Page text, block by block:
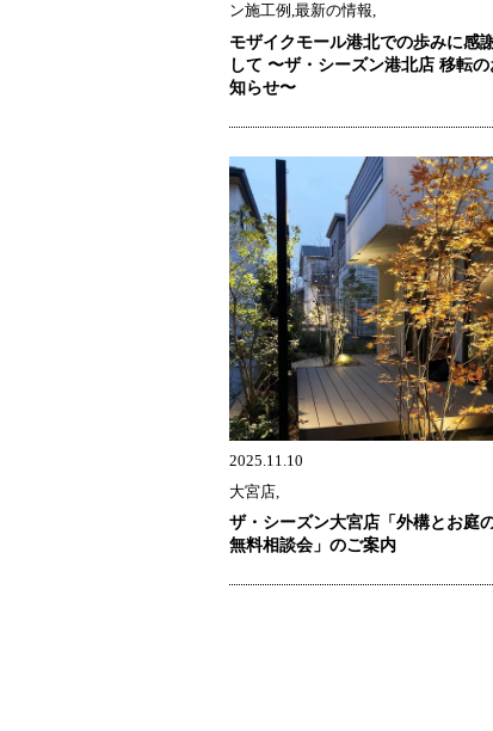
ン施工例,最新の情報,
モザイクモール港北での歩みに感
して 〜ザ・シーズン港北店 移転の
知らせ〜
2025.11.10
大宮店,
ザ・シーズン大宮店「外構とお庭
無料相談会」のご案内